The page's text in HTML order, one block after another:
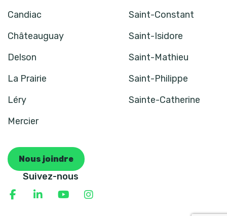
Candiac
Saint-Constant
Châteauguay
Saint-Isidore
Delson
Saint-Mathieu
La Prairie
Saint-Philippe
Léry
Sainte-Catherine
Mercier
Nous joindre
Suivez-nous